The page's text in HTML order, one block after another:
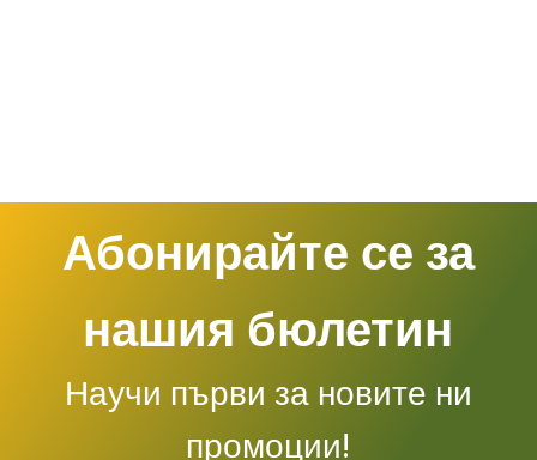
Абонирайте се за
нашия бюлетин
Научи първи за новите ни
промоции!